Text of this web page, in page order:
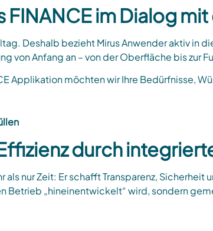
im Dialog mit
Deshalb bezieht Mirus Anwender aktiv in
von Anfang an – von der Oberfläche bis zur
Applikation möchten wir Ihre Bedürfnisse,
durch
nur Zeit: Er schafft Transparenz, Sicherheit
Betrieb „hineinentwickelt“ wird, sondern